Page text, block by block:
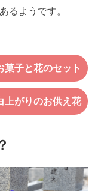
るようです。
菓子と花のセット
上がりのお供え花